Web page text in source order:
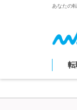
あなたの
転